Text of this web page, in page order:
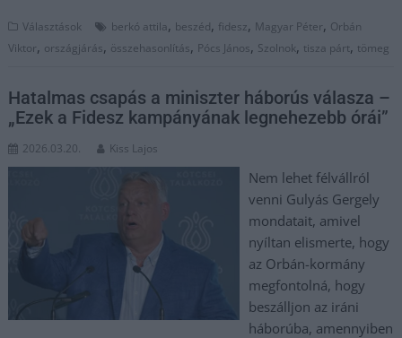
Választások berkó attila, beszéd, fidesz, Magyar Péter, Orbán
Viktor, országjárás, összehasonlítás, Pócs János, Szolnok, tisza párt, tömeg
Hatalmas csapás a miniszter háborús válasza –
„Ezek a Fidesz kampányának legnehezebb órái”
2026.03.20. Kiss Lajos
Nem lehet félvállról
venni Gulyás Gergely
mondatait, amivel
nyíltan elismerte, hogy
az Orbán-kormány
megfontolná, hogy
beszálljon az iráni
háborúba, amennyiben